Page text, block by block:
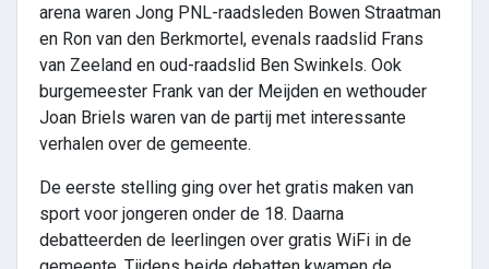
arena waren Jong PNL-raadsleden Bowen Straatman
en Ron van den Berkmortel, evenals raadslid Frans
van Zeeland en oud-raadslid Ben Swinkels. Ook
burgemeester Frank van der Meijden en wethouder
Joan Briels waren van de partij met interessante
verhalen over de gemeente.
De eerste stelling ging over het gratis maken van
sport voor jongeren onder de 18. Daarna
debatteerden de leerlingen over gratis WiFi in de